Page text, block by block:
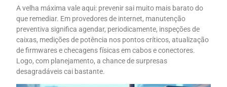
A velha máxima vale aqui: prevenir sai muito mais barato do
que remediar. Em provedores de internet, manutenção
preventiva significa agendar, periodicamente, inspeções de
caixas, medições de potência nos pontos críticos, atualização
de firmwares e checagens físicas em cabos e conectores.
Logo, com planejamento, a chance de surpresas
desagradáveis cai bastante.